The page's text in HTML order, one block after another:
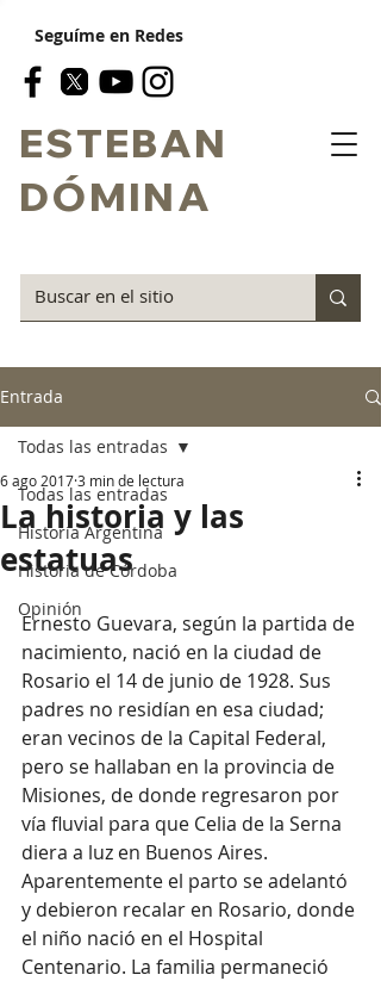
ESTEBAN
DÓMINA
Seguíme en Redes
Entrada
Todas las entradas
Historia Argentina
Historia de Córdoba
Opinión
Todas las entradas
La historia y las
estatuas
6 ago 20173 min de lectura
Ernesto Guevara, según la partida de
nacimiento, nació en la ciudad de
Rosario el 14 de junio de 1928. Sus
padres no residían en esa ciudad;
eran vecinos de la Capital Federal,
pero se hallaban en la provincia de
Misiones, de donde regresaron por
vía fluvial para que Celia de la Serna
diera a luz en Buenos Aires.
Aparentemente el parto se adelantó
y debieron recalar en Rosario, donde
el niño nació en el Hospital
Centenario. La familia permaneció